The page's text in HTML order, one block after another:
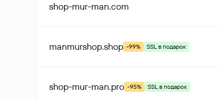
shop-mur-man.com
manmurshop.shop -99% SSL в подарок
shop-mur-man.pro -95% SSL в подарок